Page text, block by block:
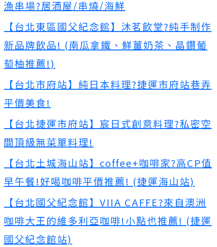
漁串場?居酒屋/串燒/海鮮
【台北東區國父紀念館】沐茗飲堂?純手制作
新品牌飲品! (南瓜拿鐵、鮮薑奶茶、晶鑽葡
萄柚推薦!)
【台北市府站】純日本料理?捷運市府站巷弄
平價美食!
【台北捷運市府站】宸日式創意料理?私密空
間頂級無菜單料理!
【台北土城海山站】coffee+咖啡家?高CP值
早午餐!好喝咖啡平價推薦! (捷運海山站)
【台北國父紀念館】VIIA CAFFE?來自澳洲
咖啡大王的維多利亞咖啡!小點也推薦! (捷運
國父紀念館站)